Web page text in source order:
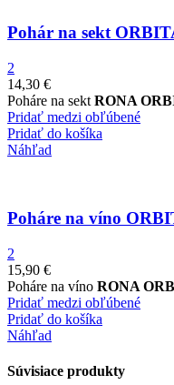
Pohár na sekt
2
14,30 €
Poháre na sekt RONA
Pridať medzi obľúbené
Pridať do košíka
Náhľad
Poháre na víno
2
15,90 €
Poháre na víno RONA
Pridať medzi obľúbené
Pridať do košíka
Náhľad
Súvisiace produkty